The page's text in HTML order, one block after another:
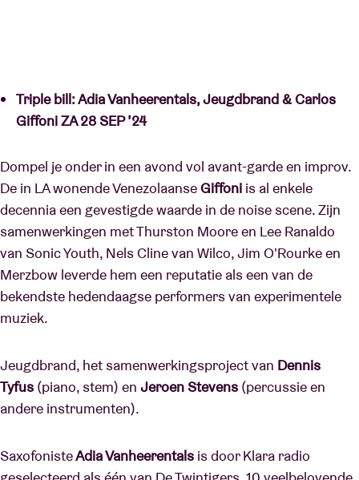
Triple bill: Adia Vanheerentals, Jeugdbrand & Carlos
Giffoni ZA 28 SEP ’24
Dompel je onder in een avond vol avant-garde en improv.
De in LA wonende VenezolaanseGiffoni is al enkele
decennia een gevestigde waarde in de noise scene. Zijn
samenwerkingen met Thurston Moore en Lee Ranaldo
van Sonic Youth, Nels Cline van Wilco, Jim O'Rourke en
Merzbow leverde hem een reputatie als een van de
bekendste hedendaagse performers van experimentele
muziek.
Jeugdbrand, het samenwerkingsproject van Dennis
Tyfus (piano, stem) en Jeroen Stevens (percussie en
andere instrumenten).
SaxofonisteAdia Vanheerentals is door Klara radio